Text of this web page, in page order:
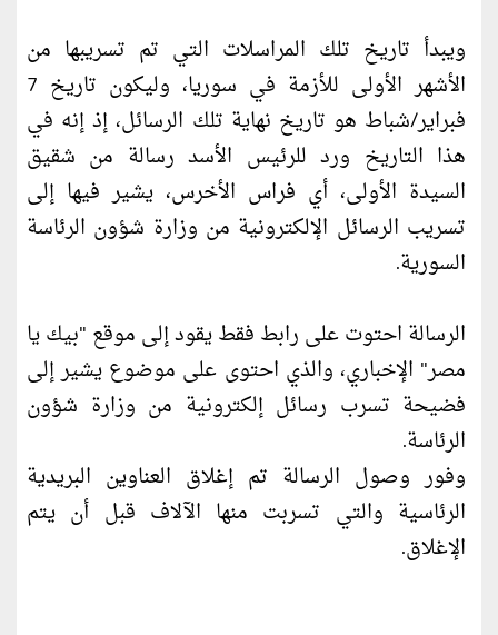
ويبدأ تاريخ تلك المراسلات التي تم تسريبها من
الأشهر الأولى للأزمة في سوريا، وليكون تاريخ 7
فبراير/شباط هو تاريخ نهاية تلك الرسائل، إذ إنه في
هذا التاريخ ورد للرئيس الأسد رسالة من شقيق
السيدة الأولى، أي فراس الأخرس، يشير فيها إلى
تسريب الرسائل الإلكترونية من وزارة شؤون الرئاسة
السورية.
الرسالة احتوت على رابط فقط يقود إلى موقع "بيك يا
مصر" الإخباري، والذي احتوى على موضوع يشير إلى
فضيحة تسرب رسائل إلكترونية من وزارة شؤون
الرئاسة.
وفور وصول الرسالة تم إغلاق العناوين البريدية
الرئاسية والتي تسربت منها الآلاف قبل أن يتم
الإغلاق.